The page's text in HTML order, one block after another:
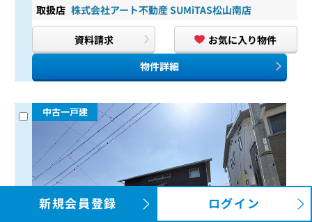
取扱店 株式会社アート不動産 SUMiTAS松山南店
資料請求
お気に入り物件
物件詳細
中古一戸建
新規会員登録 ログイン